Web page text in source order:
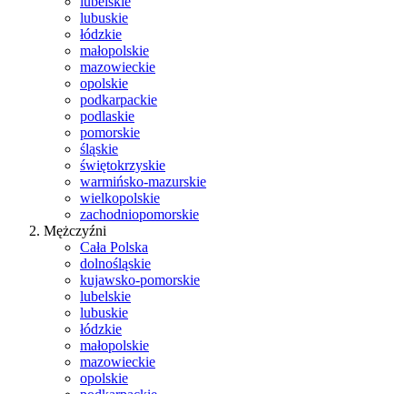
lubuskie
łódzkie
małopolskie
mazowieckie
opolskie
podkarpackie
podlaskie
pomorskie
śląskie
świętokrzyskie
warmińsko-mazurskie
wielkopolskie
zachodniopomorskie
Mężczyźni
Cała Polska
dolnośląskie
kujawsko-pomorskie
lubelskie
lubuskie
łódzkie
małopolskie
mazowieckie
opolskie